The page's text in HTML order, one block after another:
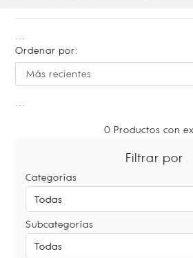
Ordenar por:
0 Productos con
Filtrar por
Categorías
Subcategorías